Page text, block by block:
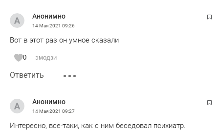
Анонимно
14 Мая 2021 09:26
Вот в этот раз он умное сказали
0 эмодзи
Ответить
Анонимно
14 Мая 2021 09:27
Интересно, все-таки, как с ним беседовал психиатр.